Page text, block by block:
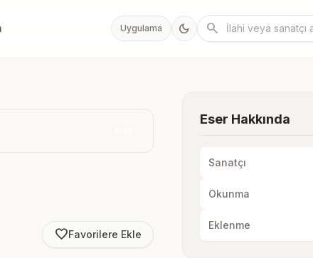
Uygulama dark_mode search
favorite_borderFavorilere Ekle
Eser Hakkında
Sanatçı
Okunma
Eklenme